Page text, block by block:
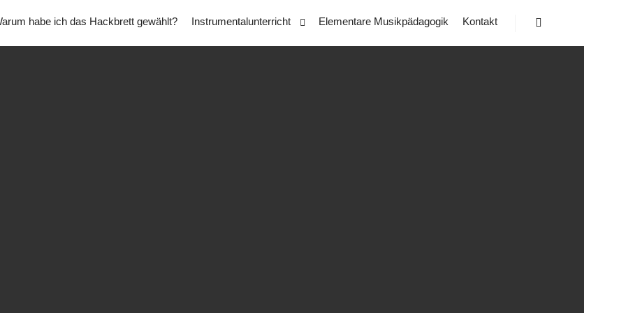
habe ich das Hackbrett gewählt? Instrumentalunterricht Elementare Musikpädagogik Kontakt